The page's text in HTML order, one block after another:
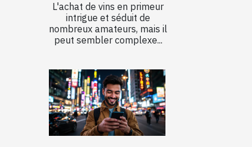
L'achat de vins en primeur
intrigue et séduit de
nombreux amateurs, mais il
peut sembler complexe...